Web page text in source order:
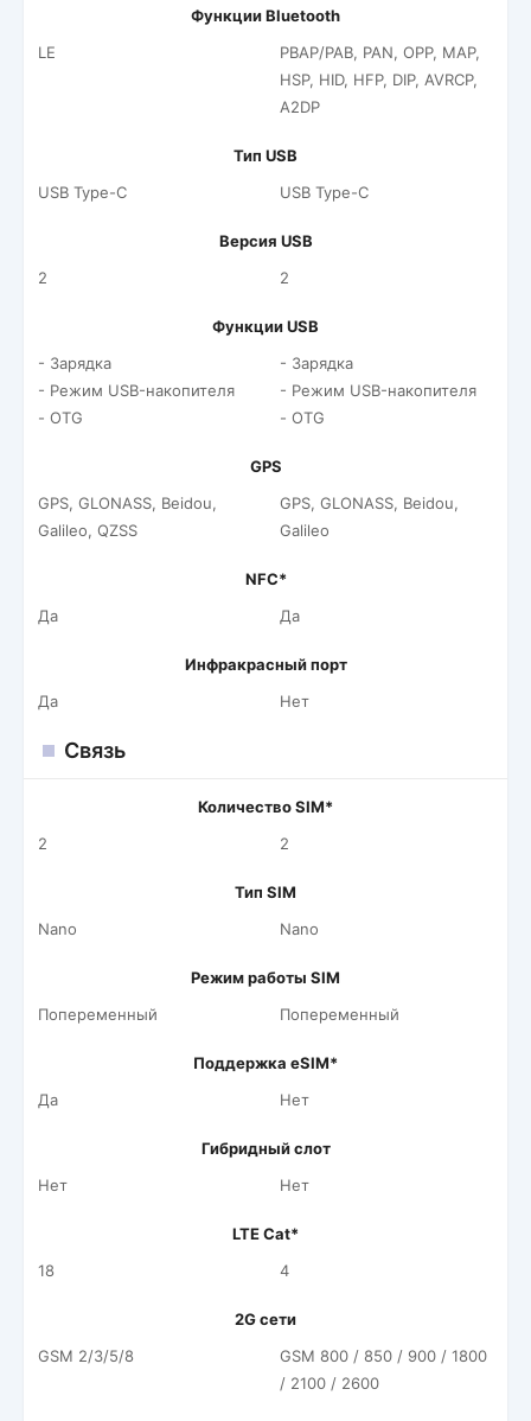
Функции Bluetooth
LE
PBAP/PAB, PAN, OPP, MAP,
HSP, HID, HFP, DIP, AVRCP,
A2DP
Тип USB
USB Type-C
USB Type-C
Версия USB
2
2
Функции USB
- Зарядка
- Режим USB-накопителя
- OTG
- Зарядка
- Режим USB-накопителя
- OTG
GPS
GPS, GLONASS, Beidou,
Galileo, QZSS
GPS, GLONASS, Beidou,
Galileo
NFC*
Да
Да
Инфракрасный порт
Да
Нет
Связь
Количество SIM*
2
2
Тип SIM
Nano
Nano
Режим работы SIM
Попеременный
Попеременный
Поддержка eSIM*
Да
Нет
Гибридный слот
Нет
Нет
LTE Cat*
18
4
2G сети
GSM 2/3/5/8
GSM 800 / 850 / 900 / 1800
/ 2100 / 2600